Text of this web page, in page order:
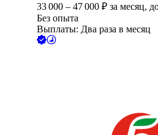
33 000 – 47 000 ₽ за месяц,
Без опыта
Выплаты: Два раза в месяц